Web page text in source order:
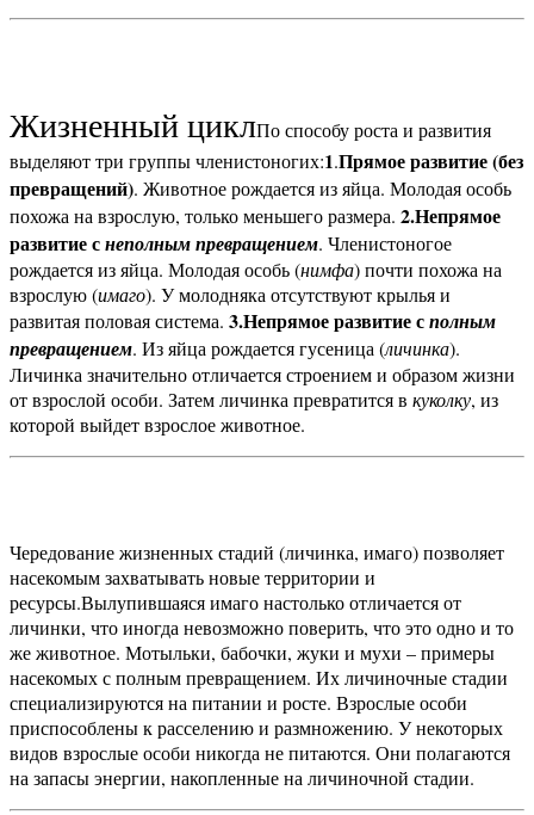
Жизненный циклПо способу роста и развития
выделяют три группы членистоногих:1.Прямое развитие (без
превращений). Животное рождается из яйца. Молодая особь
похожа на взрослую, только меньшего размера. 2.Непрямое
развитие снеполным превращением. Членистоногое
рождается из яйца. Молодая особь (нимфа) почти похожа на
взрослую (имаго). У молодняка отсутствуют крылья и
развитая половая система. 3.Непрямое развитие сполным
превращением. Из яйца рождается гусеница (личинка).
Личинка значительно отличается строением и образом жизни
от взрослой особи. Затем личинка превратится в куколку, из
которой выйдет взрослое животное.
Чередование жизненных стадий (личинка, имаго) позволяет
насекомым захватывать новые территории и
ресурсы.Вылупившаяся имаго настолько отличается от
личинки, что иногда невозможно поверить, что это одно и то
же животное. Мотыльки, бабочки, жуки и мухи – примеры
насекомых с полным превращением. Их личиночные стадии
специализируются на питании и росте. Взрослые особи
приспособлены к расселению и размножению. У некоторых
видов взрослые особи никогда не питаются. Они полагаются
на запасы энергии, накопленные на личиночной стадии.